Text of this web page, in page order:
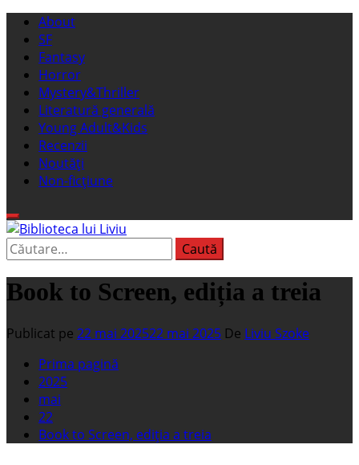
Sari
conținut
Meniu
principal
About
SF
Fantasy
Horror
Mystery&Thriller
Literatură generală
Young Adult&Kids
Recenzii
Noutăți
Non-ficțiune
Biblioteca lui Liviu
Fostul blog FanSF
Caută
după:
Book to Screen, ediția a treia
Publicat pe 22 mai 202522 mai 2025 De Liviu Szoke
Prima pagină
2025
mai
22
Book to Screen, ediția a treia